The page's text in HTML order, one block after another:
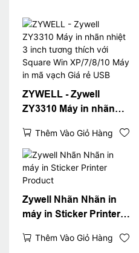
ZYWELL - Zywell
ZY3310 Máy in nhãn
thích với Square Win
XP/7/8/10 Máy in mã
vạch Giá rẻ USB
Thêm Vào Giỏ Hàng
Zywell Nhãn Nhãn in
máy in Sticker Printer
Thêm Vào Giỏ Hàng